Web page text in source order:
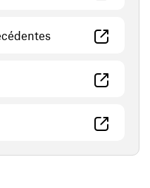
(ouvre une
nouvelle fenêtre)
une nouvelle fenêtre)